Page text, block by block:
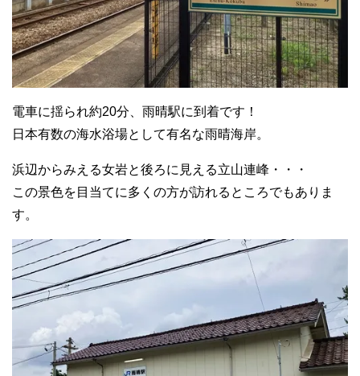
電車に揺られ約20分、雨晴駅に到着です！
日本有数の海水浴場として有名な雨晴海岸。
浜辺からみえる女岩と後ろに見える立山連峰・・・
この景色を目当てに多くの方が訪れるところでもありま
す。